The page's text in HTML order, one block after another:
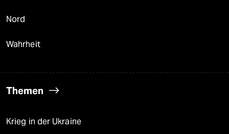
Nord
Wahrheit
Themen
Krieg in der Ukraine